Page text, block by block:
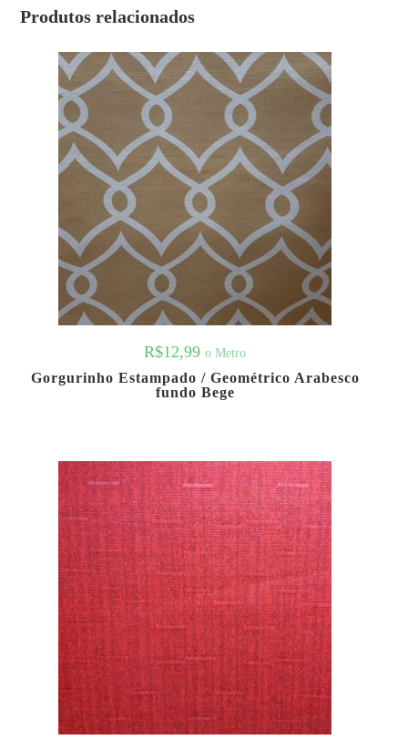
Produtos relacionados
R$12,99 o Metro
Gorgurinho Estampado / Geométrico Arabesco
fundo Bege